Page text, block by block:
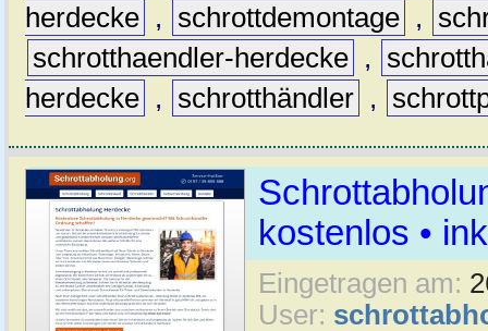
herdecke , schrottdemontage ,
schrotthaendler-herdecke ,
herdecke , schrotthändler ,
kostenlos •
Eingetragen am:
User: